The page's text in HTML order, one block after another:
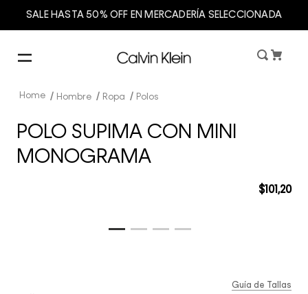
SALE HASTA 50% OFF EN MERCADERÍA SELECCIONADA
Hombre Ropa Polos
POLO SUPIMA CON MINI
MONOGRAMA
$101 ,20
Guía de Tallas